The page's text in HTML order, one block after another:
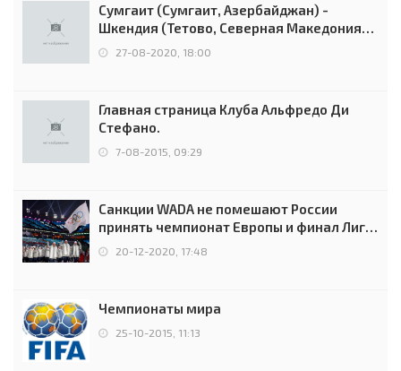
Сумгаит (Сумгаит, Азербайджан) -
Шкендия (Тетово, Северная Македония) -
0:2 (0:0)
27-08-2020, 18:00
Главная страница Клуба Альфредо Ди
Стефано.
7-08-2015, 09:29
Санкции WADA не помешают России
принять чемпионат Европы и финал Лиги
чемпионов.
20-12-2020, 17:48
Чемпионаты мира
25-10-2015, 11:13